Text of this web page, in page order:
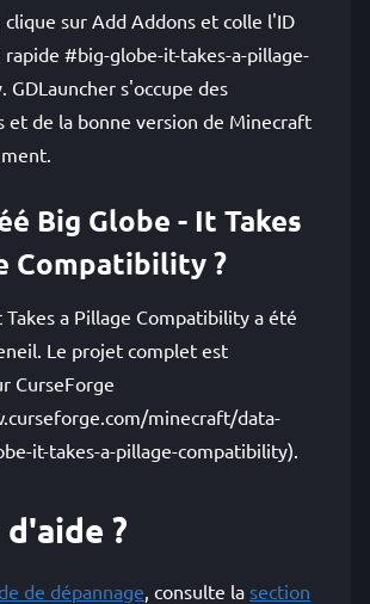
clique sur Add Addons et colle l'ID
#big-globe-it-takes-a-pillage-
GDLauncher s'occupe des
et de la bonne version de Minecraft
Big Globe - It Takes
Compatibility ?
Takes a Pillage Compatibility a été
Le projet complet est
CurseForge
minecraft/data-
it-takes-a-pillage-compatibility).
?
de dépannage, consulte la section